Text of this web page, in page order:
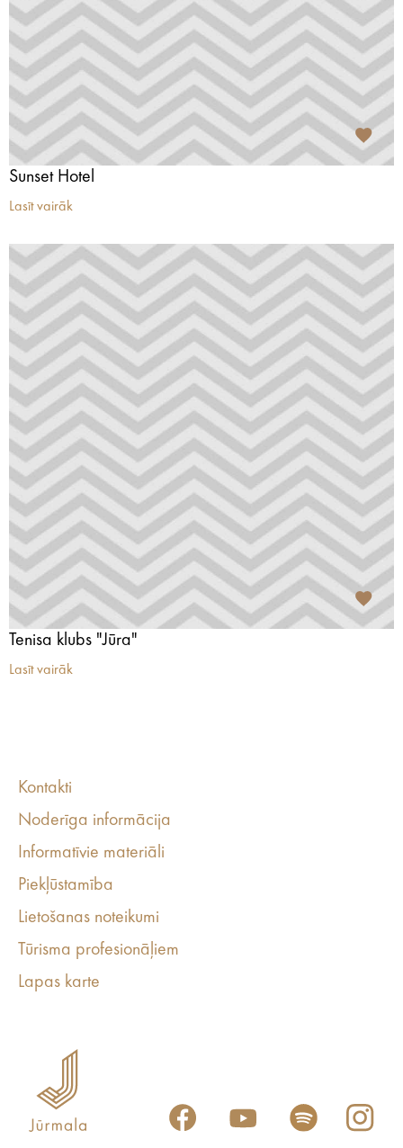
Sunset Hotel
Lasīt vairāk
Tenisa klubs "Jūra"
Lasīt vairāk
Kontakti
Noderīga informācija
Informatīvie materiāli
Piekļūstamība
Lietošanas noteikumi
Tūrisma profesionāļiem
Lapas karte